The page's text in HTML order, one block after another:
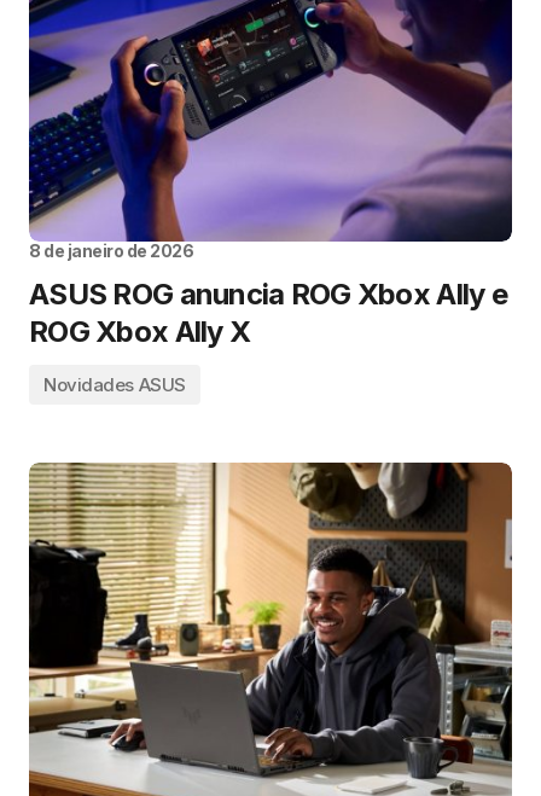
8 de janeiro de 2026
ASUS ROG anuncia ROG Xbox Ally e
ROG Xbox Ally X
Novidades ASUS